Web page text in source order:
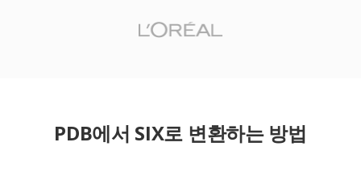
PDB에서 SIX로 변환하는 방법